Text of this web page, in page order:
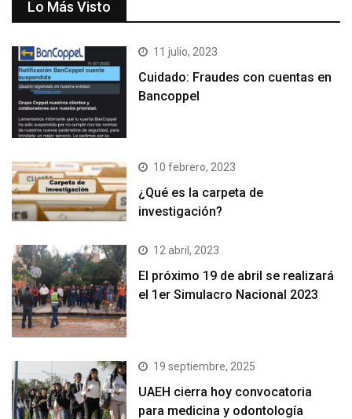
Lo Más Visto
11 julio, 2023
Cuidado: Fraudes con cuentas en
Bancoppel
10 febrero, 2023
¿Qué es la carpeta de
investigación?
12 abril, 2023
El próximo 19 de abril se realizará
el 1er Simulacro Nacional 2023
19 septiembre, 2025
UAEH cierra hoy convocatoria
para medicina y odontología